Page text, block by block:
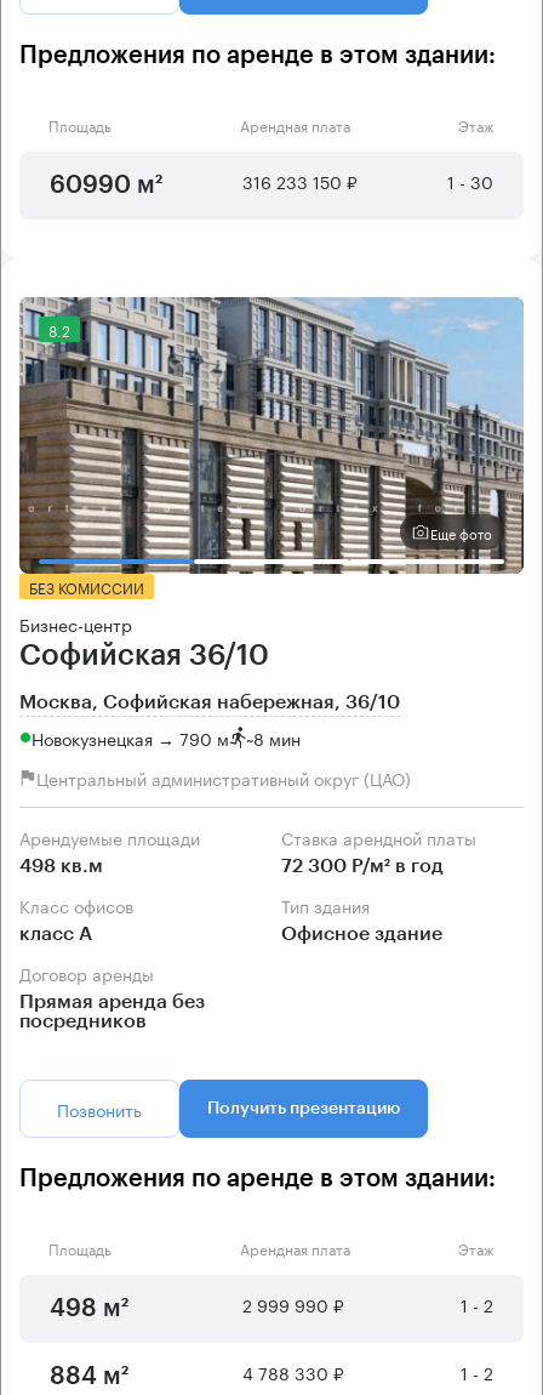
Предложения по аренде в этом здании:
Площадь Арендная плата Этаж
60990 м² 316 233 150 ₽ 1 - 30
8.2
Еще фото
БЕЗ КОМИССИИ
Бизнес-центр
Софийская 36/10
Москва, Софийская набережная, 36/10
Новокузнецкая → 790 м ~8 мин
Центральный административный округ (ЦАО)
Арендуемые площади
498 кв.м
Ставка арендной платы
72 300 Р/м² в год
Класс офисов
класс А
Тип здания
Офисное здание
Договор аренды
Прямая аренда без
посредников
Позвонить Получить презентацию
Предложения по аренде в этом здании:
Площадь Арендная плата Этаж
498 м² 2 999 990 ₽ 1 - 2
884 м² 4 788 330 ₽ 1 - 2